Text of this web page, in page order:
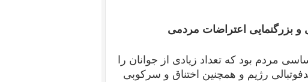
بزرگنمایی اعتراضات مردمی
مردم بود که تعداد زیادی از جوانان را
رژیم و همچنین اختناق و سرکوبی